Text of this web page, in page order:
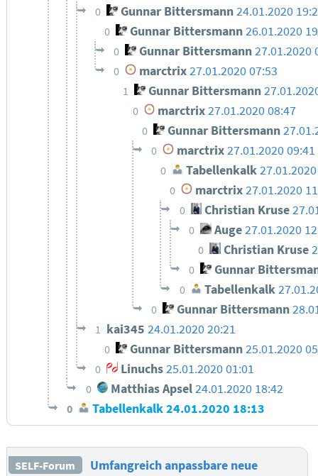
0 Gunnar Bittersmann 24.01.2020
0 Gunnar Bittersmann26.01.2020
0 Gunnar Bittersmann27.01.2020
0 marctrix27.01.2020 07:53
1 Gunnar Bittersmann
0 marctrix27.01.2020 08:47
0 Gunnar Bittersmann
0 marctrix27.01.2020 09:41
0 Tabellenkalk
0 marctrix27.01.2020
0 Christian Kruse
0 Auge 27.01.2020
0 Christian Kruse
0 Gunnar
0 Tabellenkalk
0 Gunnar Bittersmann
1 kai345 24.01.2020 20:21
0 Gunnar Bittersmann25.01.2020
0 Linuchs 25.01.2020 01:01
0 Matthias Apsel24.01.2020 18:42
0 Tabellenkalk24.01.2020 18:13
SELF-Forum
Umfangreich anpassbare neue